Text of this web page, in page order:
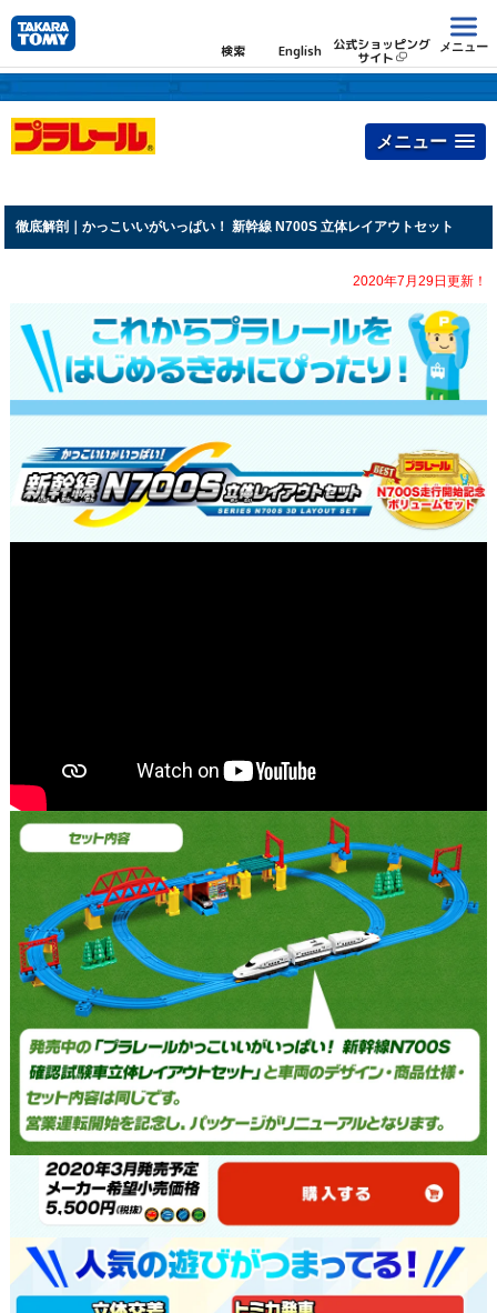
検索 English 公式ショッピング
サイト
メニュー
メニュー
徹底解剖｜かっこいいがいっぱい！ 新幹線 N700S 立体レイアウトセット
2020年7月29日更新！